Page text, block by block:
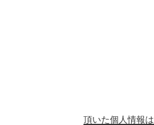
頂いた個人情報